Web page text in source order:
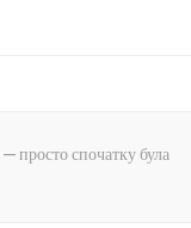
просто спочатку була